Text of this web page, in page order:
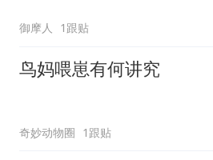
御摩人 1跟贴
鸟妈喂崽有何讲究
奇妙动物圈 1跟贴